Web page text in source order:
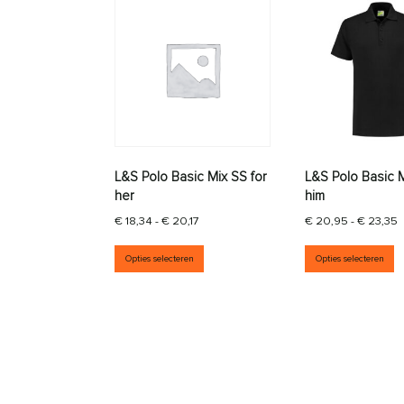
L&S Polo Basic Mix SS for
her
€18,34 - € 20,17 Prijsklasse: € 18,34 tot € 20,17
Opties selecteren
Dit product heeft meerdere
L&S Polo Basic
him
€ 20,95 -€ 23,35
Opties selecteren